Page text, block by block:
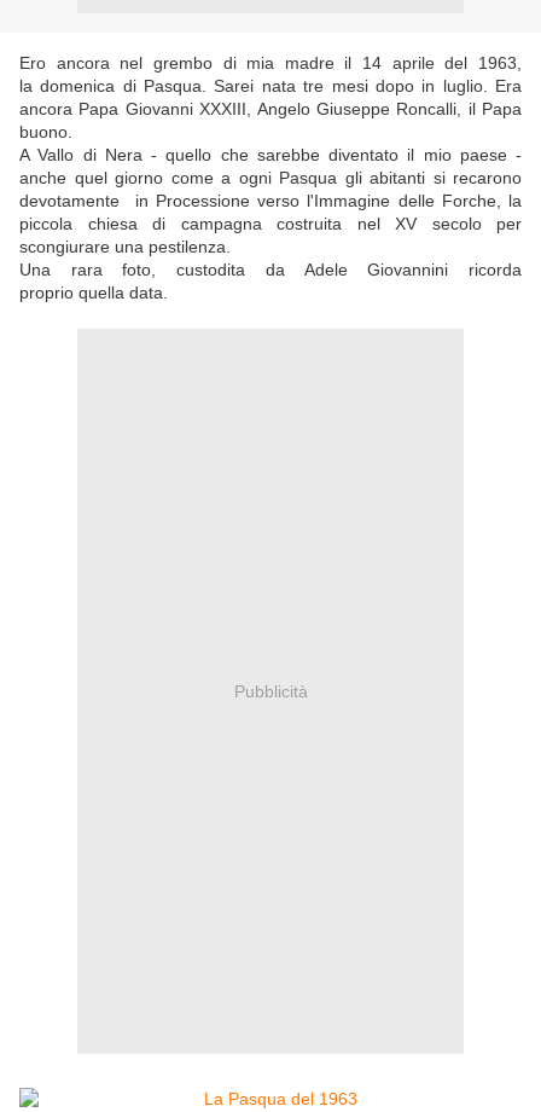
Ero ancora nel grembo di mia madre il 14 aprile del 1963,
la domenica di Pasqua. Sarei nata tre mesi dopo in luglio. Era
ancora Papa Giovanni XXXIII, Angelo Giuseppe Roncalli, il Papa
buono.
A Vallo di Nera - quello che sarebbe diventato il mio paese -
anche quel giorno come a ogni Pasqua gli abitanti si recarono
devotamente in Processione verso l'Immagine delle Forche, la
piccola chiesa di campagna costruita nel XV secolo per
scongiurare una pestilenza.
Una rara foto, custodita da Adele Giovannini ricorda
proprio quella data.
Pubblicità